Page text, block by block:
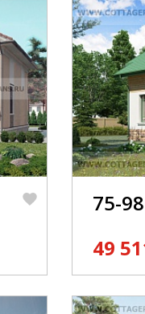
75-98
49